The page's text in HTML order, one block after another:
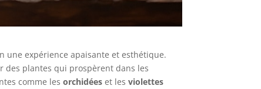
une expérience apaisante et esthétique.
des plantes qui prospèrent dans les
comme lesorchidées et lesviolettes